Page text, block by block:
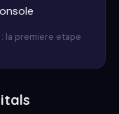
la premiere etape